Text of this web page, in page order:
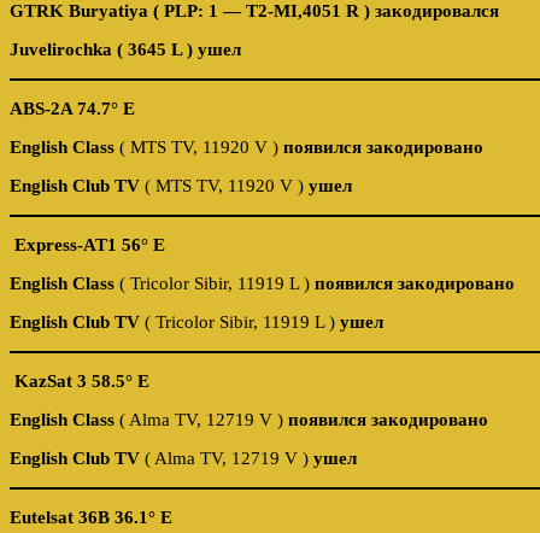
GTRK Buryatiya ( PLP: 1 — T2-MI,4051 R ) закодировался
Juvelirochka ( 3645 L ) ушел
ABS-2A 74.7° E
English Class ( MTS TV, 11920 V ) появился закодировано
English Club TV ( MTS TV, 11920 V ) ушел
Express-AT1 56° E
English Class ( Tricolor Sibir, 11919 L ) появился закодировано
English Club TV ( Tricolor Sibir, 11919 L ) ушел
KazSat 3 58.5° E
English Class ( Alma TV, 12719 V ) появился закодировано
English Club TV ( Alma TV, 12719 V ) ушел
Eutelsat 36B 36.1° E